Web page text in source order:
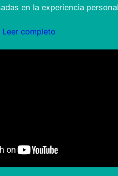
en la experiencia
Leer completo